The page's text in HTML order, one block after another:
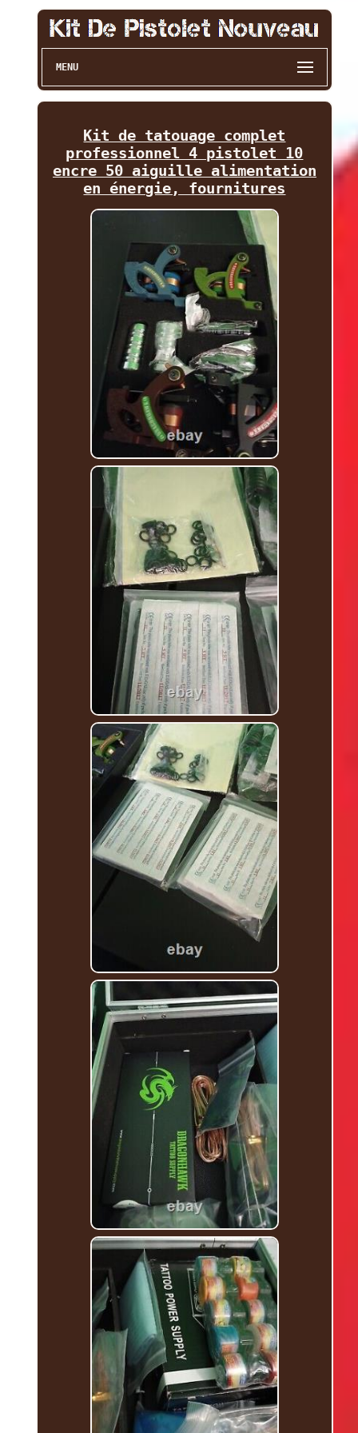
MENU
Kit de tatouage complet
professionnel 4 pistolet 10
encre 50 aiguille alimentation
en énergie, fournitures